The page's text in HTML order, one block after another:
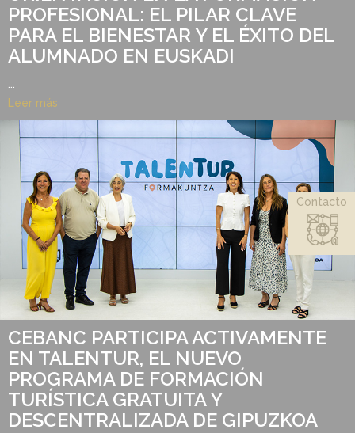
PROFESIONAL: EL PILAR CLAVE
PARA EL BIENESTAR Y EL ÉXITO DEL
ALUMNADO EN EUSKADI
...
Leer más
CEBANC PARTICIPA ACTIVAMENTE
EN TALENTUR, EL NUEVO
PROGRAMA DE FORMACIÓN
TURÍSTICA GRATUITA Y
DESCENTRALIZADA DE GIPUZKOA
Contacto